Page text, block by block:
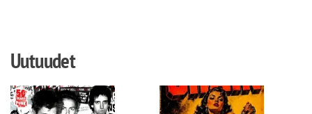
Uutuudet